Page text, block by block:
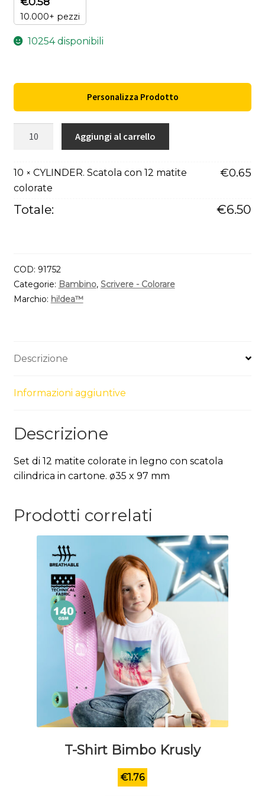
10.000+ pezzi
10254 disponibili
Personalizza Prodotto
12
matite
colorate
Aggiungi al carrello
10 × CYLINDER. Scatola con 12 matite
colorate
€0.65
Totale: €6.50
COD: 91752
Categorie: Bambino, Scrivere - Colorare
Marchio: hi!dea™
Descrizione
Informazioni aggiuntive
Descrizione
Set di 12 matite colorate in legno con scatola
cilindrica in cartone. ø35 x 97 mm
Prodotti correlati
T-Shirt Bimbo Krusly
€1.76